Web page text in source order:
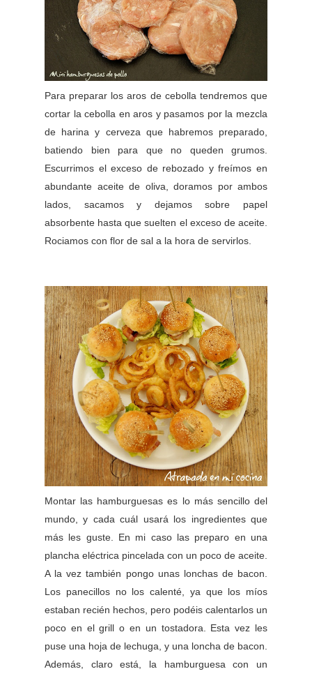
Para preparar los aros de cebolla tendremos que
cortar la cebolla en aros y pasamos por la mezcla
de harina y cerveza que habremos preparado,
batiendo bien para que no queden grumos.
Escurrimos el exceso de rebozado y freímos en
abundante aceite de oliva, doramos por ambos
lados, sacamos y dejamos sobre papel
absorbente hasta que suelten el exceso de aceite.
Rociamos con flor de sal a la hora de servirlos.
Montar las hamburguesas es lo más sencillo del
mundo, y cada cuál usará los ingredientes que
más les guste. En mi caso las preparo en una
plancha eléctrica pincelada con un poco de aceite.
A la vez también pongo unas lonchas de bacon.
Los panecillos no los calenté, ya que los míos
estaban recién hechos, pero podéis calentarlos un
poco en el grill o en un tostadora. Esta vez les
puse una hoja de lechuga, y una loncha de bacon.
Además, claro está, la hamburguesa con un